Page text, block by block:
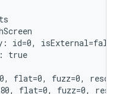
id=0,
true
flat=0, fuzz=0,
flat=0, fuzz=0,